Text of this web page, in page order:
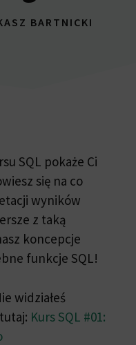
BARTNICKI
SQL pokaże Ci
się na co
wyników
z taką
koncepcje
funkcje SQL!
widziałeś
Kurs SQL #01: